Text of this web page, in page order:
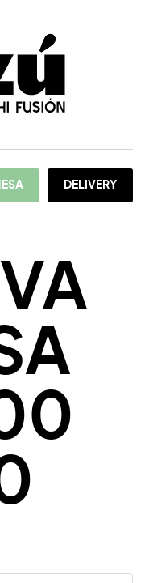
DELIVERY